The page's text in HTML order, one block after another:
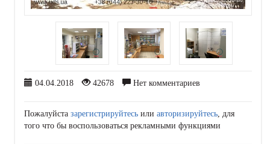
04.04.2018 42678 Нет комментариев
Пожалуйста зарегистрируйтесь или авторизируйтесь, для
того что бы воспользоваться рекламными функциями